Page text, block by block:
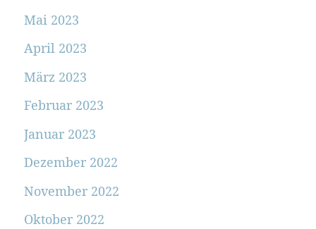
Mai 2023
April 2023
März 2023
Februar 2023
Januar 2023
Dezember 2022
November 2022
Oktober 2022